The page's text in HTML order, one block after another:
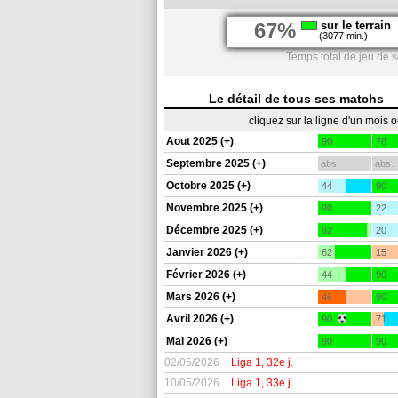
67% sur le terrain
(3077 min.)
Temps total de jeu de
Le détail de tous ses matchs
cliquez sur la ligne d'un mois
Aout 2025 (+)
90 78
Septembre 2025 (+) abs. abs.
Octobre 2025 (+) 44 90
Novembre 2025 (+) 90 22
Décembre 2025 (+) 82 20
Janvier 2026 (+) 62 15
Février 2026 (+) 44 90
Mars 2026 (+) 46 90
Avril 2026 (+) 90 71
Mai 2026 (+) 90 90
02/05/2026 Liga 1, 32e j.
10/05/2026
Liga 1, 33e j.